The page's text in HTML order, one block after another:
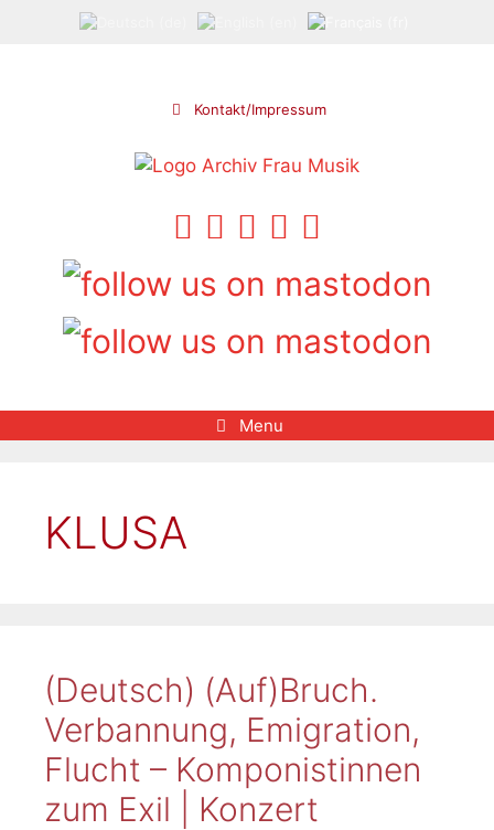
Kontakt/Impressum
Menu
KLUSA
(Deutsch) (Auf)Bruch.
Verbannung, Emigration,
Flucht – Komponistinnen
zum Exil | Konzert